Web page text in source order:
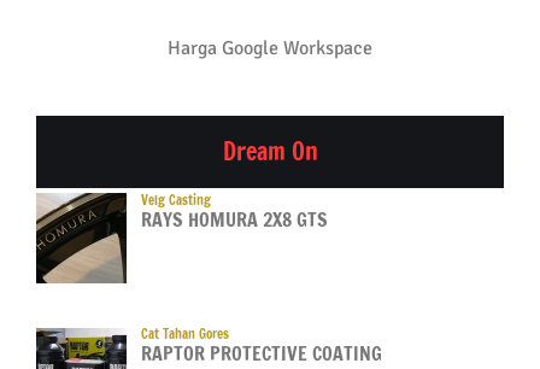
Harga Google Workspace
Dream On
Velg Casting
RAYS HOMURA 2X8 GTS
Cat Tahan Gores
RAPTOR PROTECTIVE COATING